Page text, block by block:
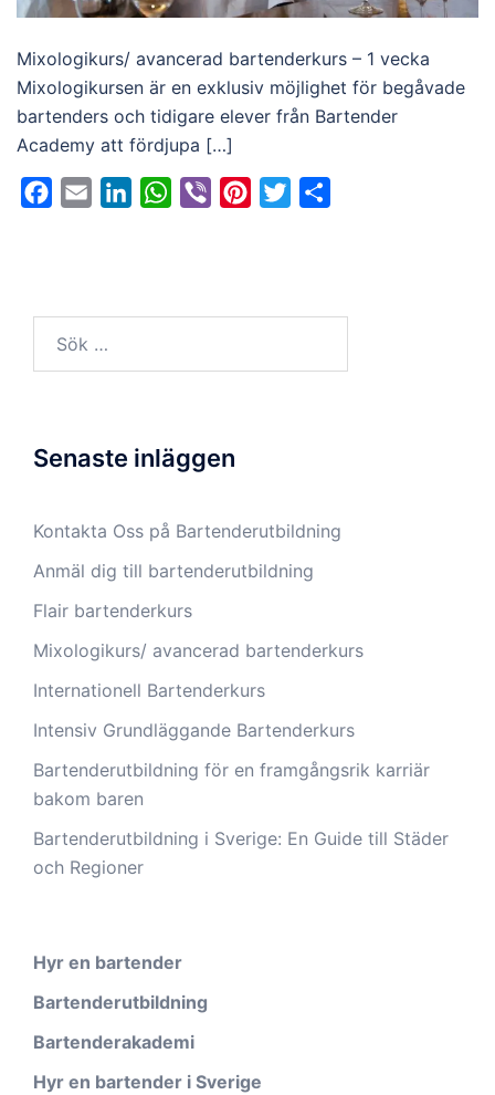
Mixologikurs/ avancerad bartenderkurs – 1 vecka
Mixologikursen är en exklusiv möjlighet för begåvade
bartenders och tidigare elever från Bartender
Academy att fördjupa […]
Facebook
Email LinkedInWhatsApp
Viber Pinterest
Twitter
Senaste inläggen
Kontakta Oss på Bartenderutbildning
Anmäl dig till bartenderutbildning
Flair bartenderkurs
Mixologikurs/ avancerad bartenderkurs
Internationell Bartenderkurs​
Intensiv Grundläggande Bartenderkurs
Bartenderutbildning för en framgångsrik karriär
bakom baren
Bartenderutbildning i Sverige: En Guide till Städer
och Regioner
Hyr en bartender
Bartenderutbildning
Bartenderakademi
Hyr en bartender i Sverige